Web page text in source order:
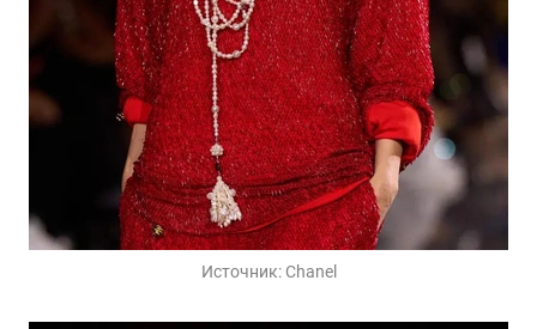
Источник: Chanel